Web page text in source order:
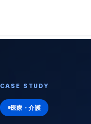
CASE STUDY
医療・介護